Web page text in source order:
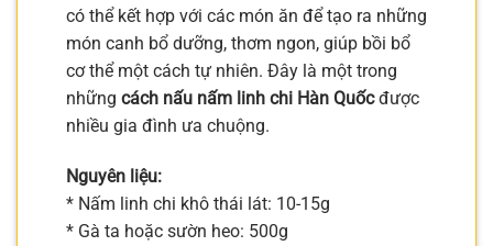
có thể kết hợp với các món ăn để tạo ra những
món canh bổ dưỡng, thơm ngon, giúp bồi bổ
cơ thể một cách tự nhiên. Đây là một trong
những cách nấu nấm linh chi Hàn Quốcđược
nhiều gia đình ưa chuộng.
Nguyên liệu:
* Nấm linh chi khô thái lát: 10-15g
* Gà ta hoặc sườn heo: 500g